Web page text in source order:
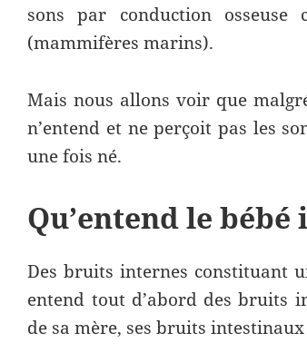
sons par conduction osseuse
(mammifères marins).
Mais nous allons voir que
n’entend et ne perçoit pas les
une fois né.
Qu’entend le
Des bruits internes constituant
entend tout d’abord des bruits
de sa mère, ses bruits